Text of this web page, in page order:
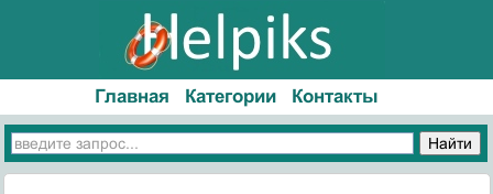
Главная Категории Контакты